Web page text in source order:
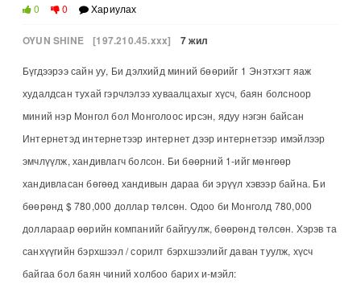
0 0 Хариулах
OYUN SHINE [197.210.45.xxx] 7 жил
Бүгдээрээ сайн уу, Би дэлхийд миний бөөрийг 1 Энэтхэгт яаж
худалдсан тухай гэрчлэлээ хуваалцахыг хүсч, баян болсноор
миний нэр Монгол бол Монголоос ирсэн, ядуу нэгэн байсан
Интернетэд интернетээр интернет дээр интернетээр имэйлээр
эмчлүүлж, хандивлагч болсон. Би бөөрний 1-ийг мөнгөөр ​​
хандивласан бөгөөд хандивын дараа би эрүүл хэвээр байна. Би
бөөрөнд $ 780,000 доллар төлсөн. Одоо би Монголд 780,000
доллараар өөрийн компанийг байгуулж, бөөрөнд төлсөн. Хэрэв та
санхүүгийн бэрхшээл / сорилт бэрхшээлийг даван туулж, хүсч
байгаа бол баян чиний холбоо барих и-мэйл: